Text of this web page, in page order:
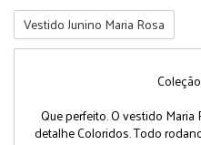
Vestido Junino Maria Rosa
Que perfeito. O vestido Maria
detalhe Coloridos. Todo